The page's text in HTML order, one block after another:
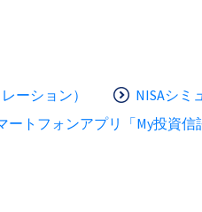
ーション）
NISAシミ
ートフォンアプリ「My投資信